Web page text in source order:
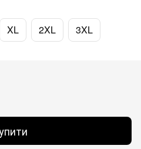
XL 2XL 3XL